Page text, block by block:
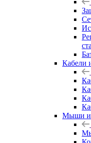
Кабели
Мыши и